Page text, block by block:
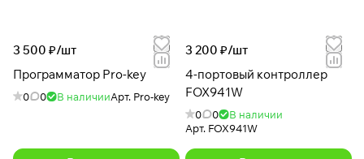
3 500 ₽/шт
Программатор Pro-key
0 0 В наличииАрт. Pro-key
3 200 ₽/шт
4-портовый контроллер
FOX941W
0 0
В наличии
Арт. FOX941W